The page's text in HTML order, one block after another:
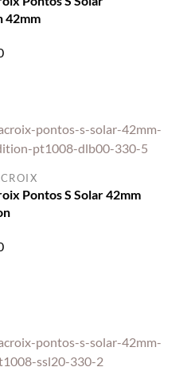
42mm
Pontos S Solar 42mm